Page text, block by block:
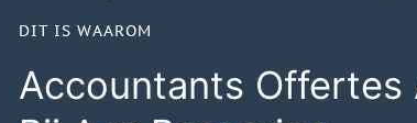
DIT IS WAAROM
Accountants Offertes